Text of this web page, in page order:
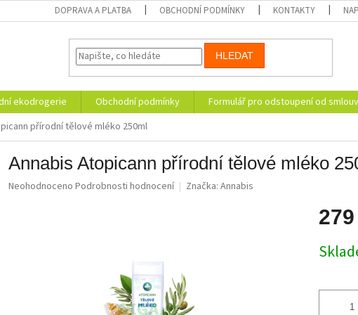
DOPRAVA A PLATBA OBCHODNÍ PODMÍNKY KONTAKTY
HLEDAT
ekodrogerie Obchodní podmínky Formulář pro odstoupení od
přírodní tělové mléko 250ml
Annabis Atopicann přírodní tělové mléko
Průměrné
Neohodnoceno Podrobnosti hodnocení Značka: Annabis
cena: